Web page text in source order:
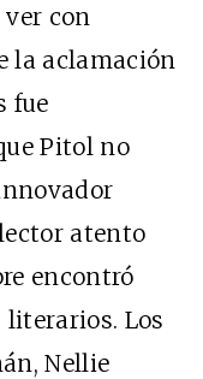
con
la aclamación
fue
Pitol no
atento
encontró
literarios. Los
Nellie